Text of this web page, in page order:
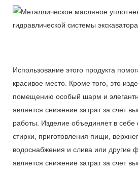
Использование этого продукта
красивое место. Кроме того, это
помещению особый шарм и
является снижение затрат за счет
работы. Изделие объединяет в себе
стирки, приготовления пищи,
водоснабжения и слива или другие
является снижение затрат за счет